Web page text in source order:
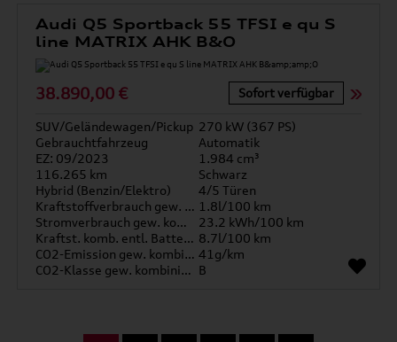
Audi Q5 Sportback 55 TFSI e qu S
line MATRIX AHK B&O
38.890,00 € Sofort verfügbar
SUV/Geländewagen/Pickup 270 kW (367 PS)
Gebrauchtfahrzeug
Automatik
EZ: 09/2023
1.984 cm³
116.265 km
Schwarz
Hybrid (Benzin/Elektro)
4/5 Türen
Kraftstoffverbrauch gew. kombiniert 1.8l/100 km
Stromverbrauch gew. kombiniert
23.2 kWh/100 km
Kraftst. komb. entl. Batterie 8.7l/100 km
CO2-Emission gew. kombiniert 41g/km
CO2-Klasse gew. kombiniert B